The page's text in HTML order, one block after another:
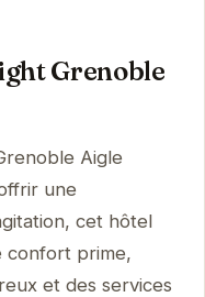
Grenoble
Aigle
une
cet hôtel
confort prime,
et des services